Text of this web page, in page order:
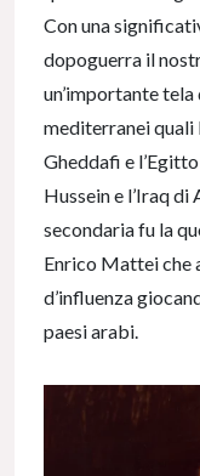
Con una
dopoguerra il
un’importante
mediterranei quali
Gheddafi e
Hussein e l’Iraq
secondaria fu la
Enrico Mattei che
d’influenza
paesi arabi.